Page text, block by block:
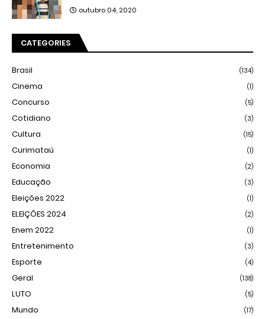
outubro 04, 2020
CATEGORIES
Brasil (134)
Cinema (1)
Concurso (5)
Cotidiano (3)
Cultura (15)
Curimataú (1)
Economia (2)
Educação (3)
Eleições 2022 (1)
ELEIÇÕES 2024 (2)
Enem 2022 (1)
Entretenimento (3)
Esporte (4)
Geral (138)
LUTO (5)
Mundo (17)